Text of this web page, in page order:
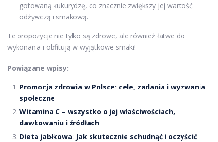
gotowaną kukurydzę, co znacznie zwiększy jej wartość
odżywczą i smakową.
Te propozycje nie tylko są zdrowe, ale również łatwe do
wykonania i obfitują w wyjątkowe smaki!
Powiązane wpisy:
Promocja zdrowia w Polsce: cele, zadania i wyzwania
społeczne
Witamina C – wszystko o jej właściwościach,
dawkowaniu i źródłach
Dieta jabłkowa: Jak skutecznie schudnąć i oczyścić